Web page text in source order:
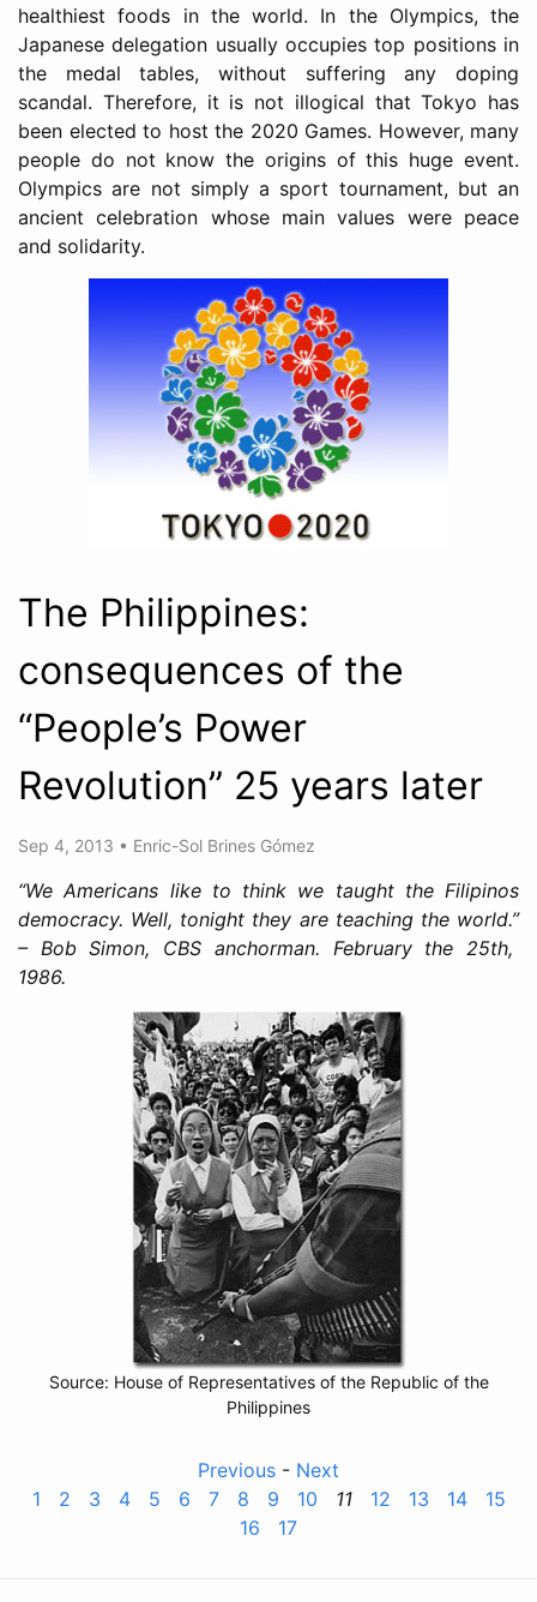
healthiest foods in the world. In the Olympics, the
Japanese delegation usually occupies top positions in
the medal tables, without suffering any doping
scandal. Therefore, it is not illogical that Tokyo has
been elected to host the 2020 Games. However, many
people do not know the origins of this huge event.
Olympics are not simply a sport tournament, but an
ancient celebration whose main values were peace
and solidarity.
The Philippines:
consequences of the
“People’s Power
Revolution” 25 years later
Sep 4, 2013 • Enric-Sol Brines Gómez
“We Americans like to think we taught the Filipinos
democracy. Well, tonight they are teaching the world.”
– Bob Simon, CBS anchorman. February the 25th,
1986.
Source: House of Representatives of the Republic of the
Philippines
Previous - Next
1
2 3 4 5 6 7 8 9 10 11 12 13 14
15
16
17